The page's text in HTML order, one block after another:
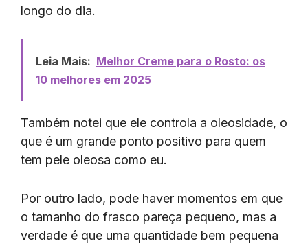
longo do dia.
Leia Mais: Melhor Creme para o Rosto: os
10 melhores em 2025
Também notei que ele controla a oleosidade, o
que é um grande ponto positivo para quem
tem pele oleosa como eu.
Por outro lado, pode haver momentos em que
o tamanho do frasco pareça pequeno, mas a
verdade é que uma quantidade bem pequena